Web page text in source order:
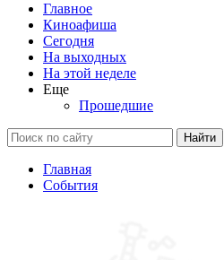
Главное
Киноафиша
Сегодня
На выходных
На этой неделе
Еще
Прошедшие
Найти
Главная
События